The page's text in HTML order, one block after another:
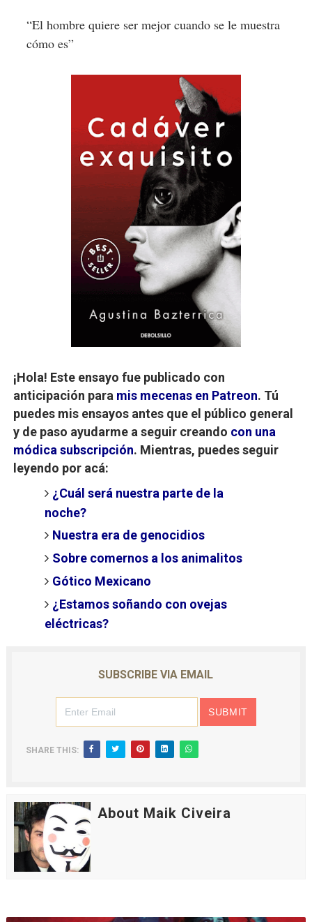
“El hombre quiere ser mejor cuando se le muestra
cómo es”
¡Hola! Este ensayo fue publicado con
anticipación para mis mecenas en Patreon. Tú
puedes mis ensayos antes que el público general
y de paso ayudarme a seguir creando con una
módica subscripción. Mientras, puedes seguir
leyendo por acá:
¿Cuál será nuestra parte de la
noche?
Nuestra era de genocidios
Sobre comernos a los animalitos
Gótico Mexicano
¿Estamos soñando con ovejas
eléctricas?
SUBSCRIBE VIA EMAIL
SHARE THIS:
About Maik Civeira